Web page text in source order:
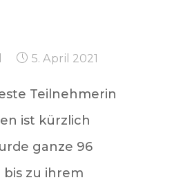
5. April 2021
Teilnehmerin
ist kürzlich
ganze 96
zu ihrem